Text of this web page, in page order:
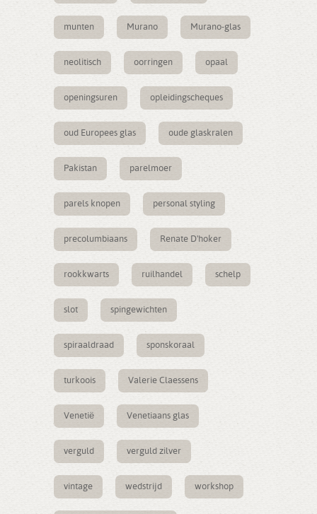
munten Murano Murano-glas
neolitisch oorringen opaal
openingsuren opleidingscheques
oud Europees glas oude glaskralen
Pakistan parelmoer
parels knopen personal styling
precolumbiaans Renate D'hoker
rookkwarts ruilhandel schelp
slot spingewichten
spiraaldraad sponskoraal
turkoois Valerie Claessens
Venetië Venetiaans glas
verguld verguld zilver
vintage wedstrijd workshop